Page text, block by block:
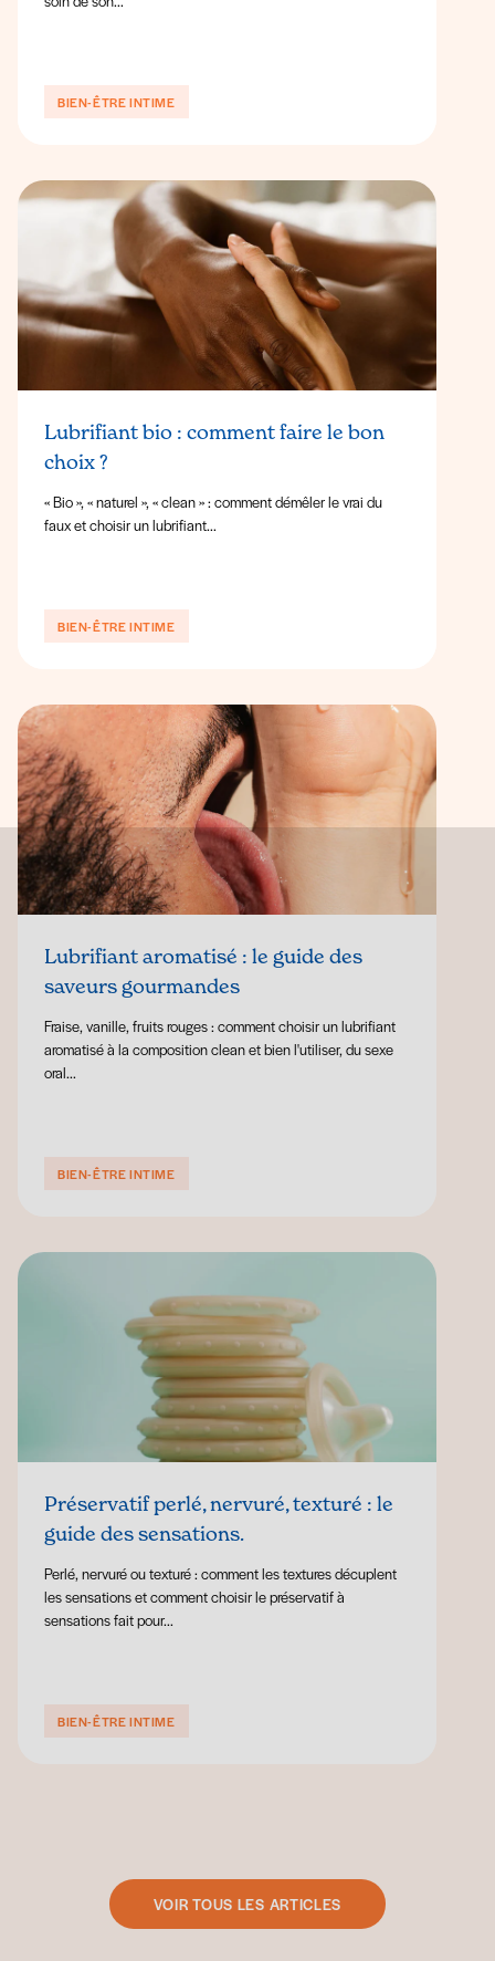
BIEN-ÊTRE INTIME
Lubrifiant bio : comment faire le bon
choix ?
« Bio », « naturel », « clean » : comment démêler le vrai du
faux et choisir un lubrifiant...
BIEN-ÊTRE INTIME
Lubrifiant aromatisé : le guide des
saveurs gourmandes
Fraise, vanille, fruits rouges : comment choisir un lubrifiant
aromatisé à la composition clean et bien l'utiliser, du sexe
oral...
BIEN-ÊTRE INTIME
Préservatif perlé, nervuré, texturé : le
guide des sensations.
Perlé, nervuré ou texturé : comment les textures décuplent
les sensations et comment choisir le préservatif à
sensations fait pour...
BIEN-ÊTRE INTIME
VOIR TOUS LES ARTICLES